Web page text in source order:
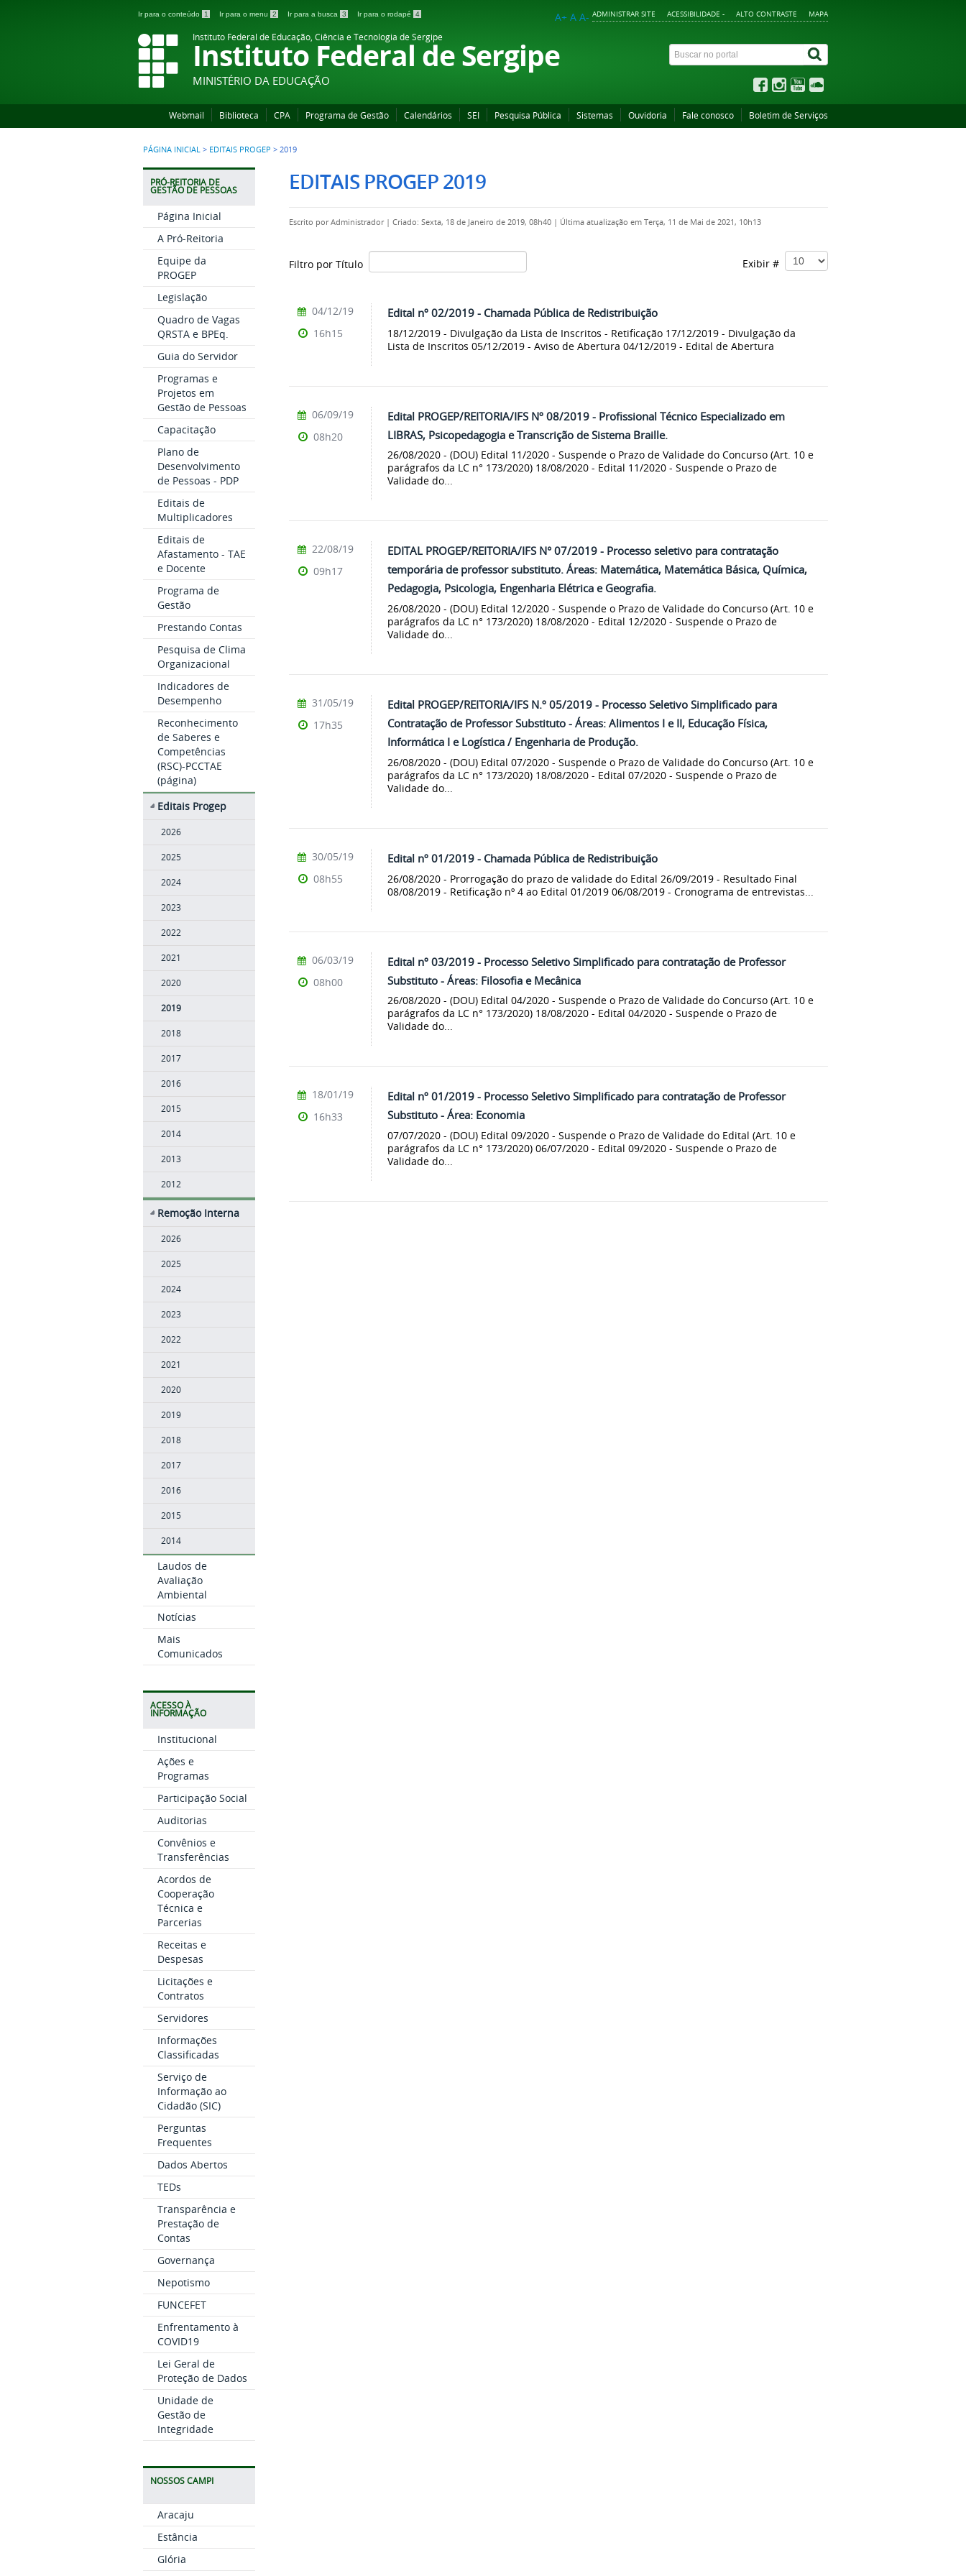
Ir para o conteúdo 1 Ir para o menu 2 Ir para a busca 3 Ir para o rodapé 4 ADMINISTRAR SITE ACESSIBILIDADE - ALTO CONTRASTE MAPA
A+ A A-
Instituto Federal de Educação, Ciência e Tecnologia de Sergipe
Instituto Federal de Sergipe
MINISTÉRIO DA EDUCAÇÃO
Webmail Biblioteca CPA Programa de Gestão Calendários SEI Pesquisa Pública Sistemas Ouvidoria Fale conosco Boletim de Serviços
PÁGINA INICIAL > EDITAIS PROGEP > 2019
PRÓ-REITORIA DE
GESTÃO DE PESSOAS
Página Inicial
A Pró-Reitoria
Equipe da
PROGEP
Legislação
Quadro de Vagas
QRSTA e BPEq.
Guia do Servidor
Programas e
Projetos em
Gestão de Pessoas
Capacitação
Plano de
Desenvolvimento
de Pessoas - PDP
Editais de
Multiplicadores
Editais de
Afastamento - TAE
e Docente
Programa de
Gestão
Prestando Contas
Pesquisa de Clima
Organizacional
Indicadores de
Desempenho
Reconhecimento
de Saberes e
Competências
(RSC)-PCCTAE
(página)
Editais Progep
2026
2025
2024
2023
2022
2021
2020
2019
2018
2017
2016
2015
2014
2013
2012
Remoção Interna
2026
2025
2024
2023
2022
2021
2020
2019
2018
2017
2016
2015
2014
Laudos de
Avaliação
Ambiental
Notícias
Mais
Comunicados
ACESSO À
INFORMAÇÃO
Institucional
Ações e
Programas
Participação Social
Auditorias
Convênios e
Transferências
Acordos de
Cooperação
Técnica e
Parcerias
Receitas e
Despesas
Licitações e
Contratos
Servidores
Informações
Classificadas
Serviço de
Informação ao
Cidadão (SIC)
Perguntas
Frequentes
Dados Abertos
TEDs
Transparência e
Prestação de
Contas
Governança
Nepotismo
FUNCEFET
Enfrentamento à
COVID19
Lei Geral de
Proteção de Dados
Unidade de
Gestão de
Integridade
NOSSOS CAMPI
Aracaju
Estância
Glória
EDITAIS PROGEP 2019
Escrito porAdministrador | Criado: Sexta, 18 de Janeiro de 2019, 08h40 | Última atualização em Terça, 11 de Mai de 2021, 10h13
Filtro por Título Exibir #
Edital nº 02/2019 - Chamada Pública de Redistribuição
18/12/2019 - Divulgação da Lista de Inscritos - Retificação 17/12/2019 - Divulgação da
Lista de Inscritos 05/12/2019 - Aviso de Abertura 04/12/2019 - Edital de Abertura
04/12/19
16h15
Edital PROGEP/REITORIA/IFS Nº 08/2019 - Profissional Técnico Especializado em
LIBRAS, Psicopedagogia e Transcrição de Sistema Braille.
26/08/2020 - (DOU) Edital 11/2020 - Suspende o Prazo de Validade do Concurso (Art. 10 e
parágrafos da LC n° 173/2020) 18/08/2020 - Edital 11/2020 - Suspende o Prazo de
Validade do...
06/09/19
08h20
EDITAL PROGEP/REITORIA/IFS N° 07/2019 - Processo seletivo para contratação
temporária de professor substituto. Áreas: Matemática, Matemática Básica, Química,
Pedagogia, Psicologia, Engenharia Elétrica e Geografia.
26/08/2020 - (DOU) Edital 12/2020 - Suspende o Prazo de Validade do Concurso (Art. 10 e
parágrafos da LC n° 173/2020) 18/08/2020 - Edital 12/2020 - Suspende o Prazo de
Validade do...
22/08/19
09h17
Edital PROGEP/REITORIA/IFS N.º 05/2019 - Processo Seletivo Simplificado para
Contratação de Professor Substituto - Áreas: Alimentos I e II, Educação Física,
Informática I e Logística / Engenharia de Produção.
26/08/2020 - (DOU) Edital 07/2020 - Suspende o Prazo de Validade do Concurso (Art. 10 e
parágrafos da LC n° 173/2020) 18/08/2020 - Edital 07/2020 - Suspende o Prazo de
Validade do...
31/05/19
17h35
Edital nº 01/2019 - Chamada Pública de Redistribuição
26/08/2020 - Prorrogação do prazo de validade do Edital 26/09/2019 - Resultado Final
08/08/2019 - Retificação nº 4 ao Edital 01/2019 06/08/2019 - Cronograma de entrevistas...
30/05/19
08h55
Edital nº 03/2019 - Processo Seletivo Simplificado para contratação de Professor
Substituto - Áreas: Filosofia e Mecânica
26/08/2020 - (DOU) Edital 04/2020 - Suspende o Prazo de Validade do Concurso (Art. 10 e
parágrafos da LC n° 173/2020) 18/08/2020 - Edital 04/2020 - Suspende o Prazo de
Validade do...
06/03/19
08h00
Edital nº 01/2019 - Processo Seletivo Simplificado para contratação de Professor
Substituto - Área: Economia
07/07/2020 - (DOU) Edital 09/2020 - Suspende o Prazo de Validade do Edital (Art. 10 e
parágrafos da LC n° 173/2020) 06/07/2020 - Edital 09/2020 - Suspende o Prazo de
Validade do...
18/01/19
16h33